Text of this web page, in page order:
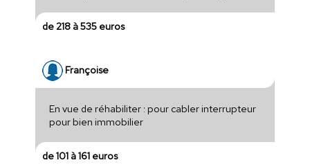
de 218 à 535 euros
Françoise
En vue de réhabiliter : pour cabler interrupteur
pour bien immobilier
de 101 à 161 euros